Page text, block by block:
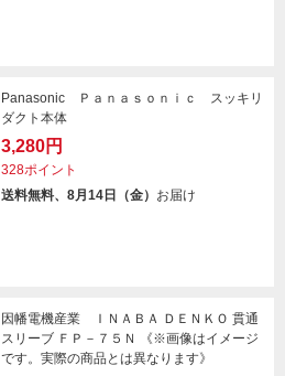
Panasonic Ｐａｎａｓｏｎｉｃ スッキリ
ダクト本体
3,280円
328ポイント
送料無料、8月14日（金） お届け
因幡電機産業 ＩＮＡＢＡ ＤＥＮＫＯ 貫通
スリーブ ＦＰ－７５Ｎ 《※画像はイメージ
です。実際の商品とは異なります》